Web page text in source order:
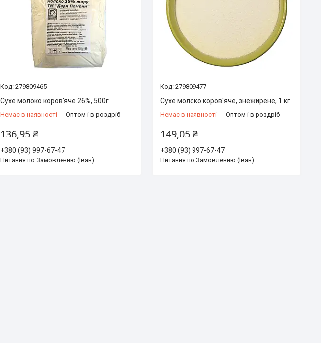
279809465
Сухе молоко коров'яче 26%, 500г
Немає в наявності Оптом і в роздріб
136,95 ₴
+380 (93) 997-67-47
Питання по Замовленню (Іван)
279809477
Сухе молоко коров'яче, знежирене, 1 кг
Немає в наявності Оптом і в роздріб
149,05 ₴
+380 (93) 997-67-47
Питання по Замовленню (Іван)